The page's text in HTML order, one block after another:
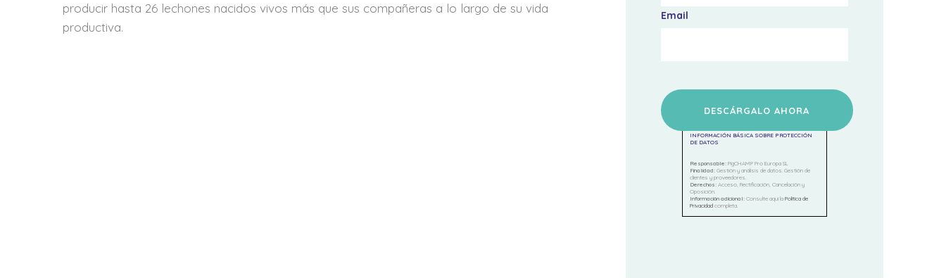
producir hasta 26 lechones nacidos vivos más que sus compañeras a lo largo de su vida
productiva.
Email
INFORMACIÓN BÁSICA SOBRE PROTECCIÓN
DE DATOS
Responsable: PigCHAMP Pro Europa SL
Finalidad: Gestión y análisis de datos. Gestión de
clientes y proveedores.
Derechos: Acceso, Rectificación, Cancelación y
Oposición.
Información adicional: Consulte aquí la Política de
Privacidadcompleta.